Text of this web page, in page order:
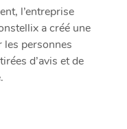
l’entreprise
a créé une
personnes
d’avis et de